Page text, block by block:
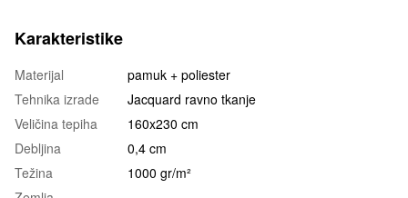
Karakteristike
Materijal
pamuk + poliester
Tehnika izrade
Jacquard ravno tkanje
Veličina tepiha
160x230 cm
Debljina
0,4 cm
Težina
1000 gr/m²